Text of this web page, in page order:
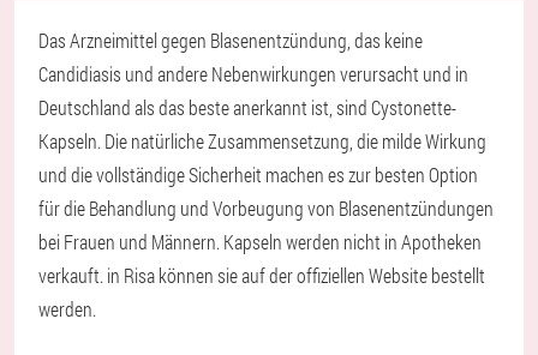
Das Arzneimittel gegen Blasenentzündung, das keine
Candidiasis und andere Nebenwirkungen verursacht und in
Deutschland als das beste anerkannt ist, sind Cystonette-
Kapseln. Die natürliche Zusammensetzung, die milde Wirkung
und die vollständige Sicherheit machen es zur besten Option
für die Behandlung und Vorbeugung von Blasenentzündungen
bei Frauen und Männern. Kapseln werden nicht in Apotheken
verkauft. in Risa können sie auf der offiziellen Website bestellt
werden.